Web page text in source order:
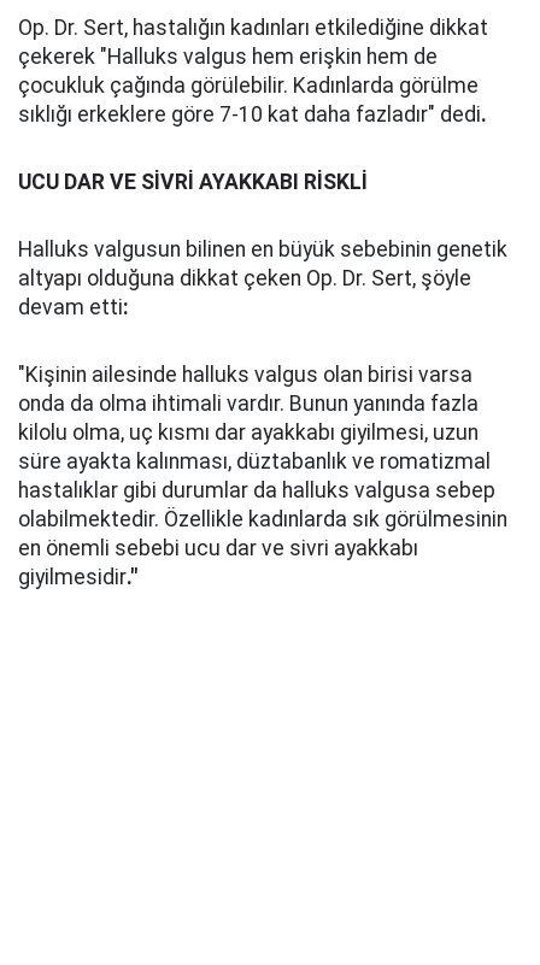
Op. Dr. Sert, hastalığın kadınları etkilediğine dikkat
çekerek "Halluks valgus hem erişkin hem de
çocukluk çağında görülebilir. Kadınlarda görülme
sıklığı erkeklere göre 7-10 kat daha fazladır" dedi.
UCU DAR VE SİVRİ AYAKKABI RİSKLİ
Halluks valgusun bilinen en büyük sebebinin genetik
altyapı olduğuna dikkat çeken Op. Dr. Sert, şöyle
devam etti:
"Kişinin ailesinde halluks valgus olan birisi varsa
onda da olma ihtimali vardır. Bunun yanında fazla
kilolu olma, uç kısmı dar ayakkabı giyilmesi, uzun
süre ayakta kalınması, düztabanlık ve romatizmal
hastalıklar gibi durumlar da halluks valgusa sebep
olabilmektedir. Özellikle kadınlarda sık görülmesinin
en önemli sebebi ucu dar ve sivri ayakkabı
giyilmesidir."